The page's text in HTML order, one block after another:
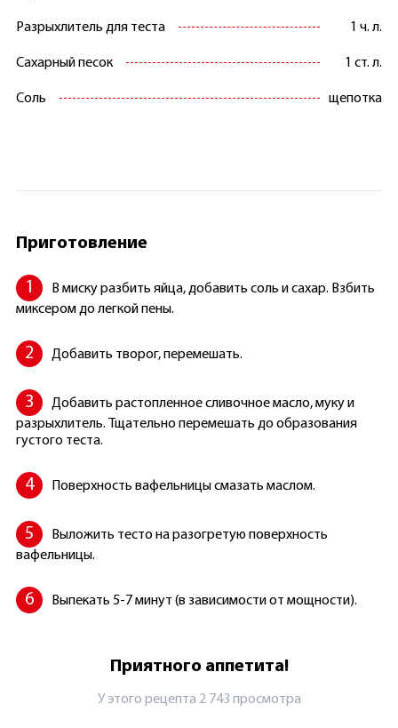
Разрыхлитель для теста 1 ч. л.
Сахарный песок 1 ст. л.
Соль щепотка
Приготовление
В миску разбить яйца, добавить соль и сахар. Взбить
миксером до легкой пены.
Добавить творог, перемешать.
Добавить растопленное сливочное масло, муку и
разрыхлитель. Тщательно перемешать до образования
густого теста.
Поверхность вафельницы смазать маслом.
Выложить тесто на разогретую поверхность
вафельницы.
Выпекать 5-7 минут (в зависимости от мощности).
Приятного аппетита!
У этого рецепта 2 743 просмотрa